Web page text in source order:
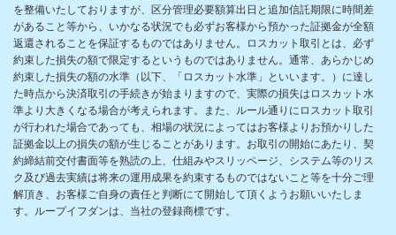
を整備いたしておりますが、区分管理必要額算出日と追加信託期限に時間差
があること等から、いかなる状況でも必ずお客様から預かった証拠金が全額
返還されることを保証するものではありません。ロスカット取引とは、必ず
約束した損失の額で限定するというものではありません。通常、あらかじめ
約束した損失の額の水準（以下、「ロスカット水準」といいます。）に達し
た時点から決済取引の手続きが始まりますので、実際の損失はロスカット水
準より大きくなる場合が考えられます。また、ルール通りにロスカット取引
が行われた場合であっても、相場の状況によってはお客様よりお預かりした
証拠金以上の損失の額が生じることがあります。お取引の開始にあたり、契
約締結前交付書面等を熟読の上、仕組みやスリッページ、システム等のリス
ク及び過去実績は将来の運用成果を約束するものではないこと等を十分ご理
解頂き、お客様ご自身の責任と判断にて開始して頂くようお願いいたしま
す。ループイフダンは、当社の登録商標です。